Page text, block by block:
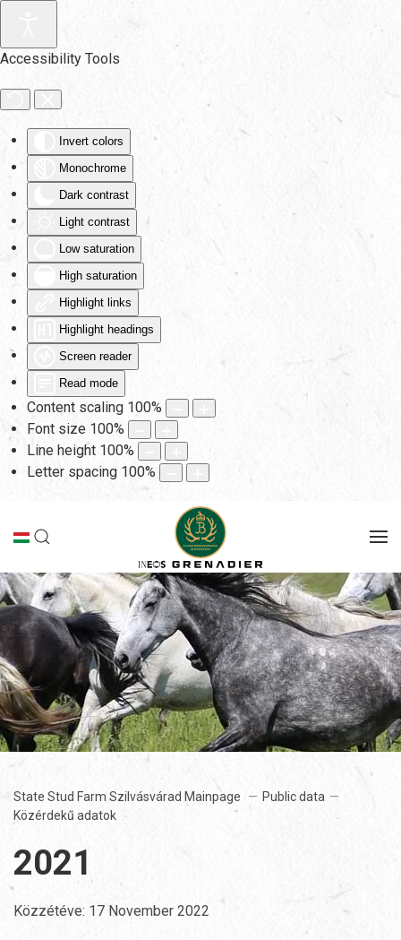
Accessibility Tools
Invert colors
Monochrome
Dark contrast
Light contrast
Low saturation
High saturation
Highlight links
Highlight headings
Screen reader
Read mode
Content scaling 100%
Font size 100%
Line height 100%
Letter spacing 100%
Skip to main content
State Stud Farm Szilvásvárad Mainpage
Public data
Közérdekű adatok
2021
Közzétéve: 17 November 2022